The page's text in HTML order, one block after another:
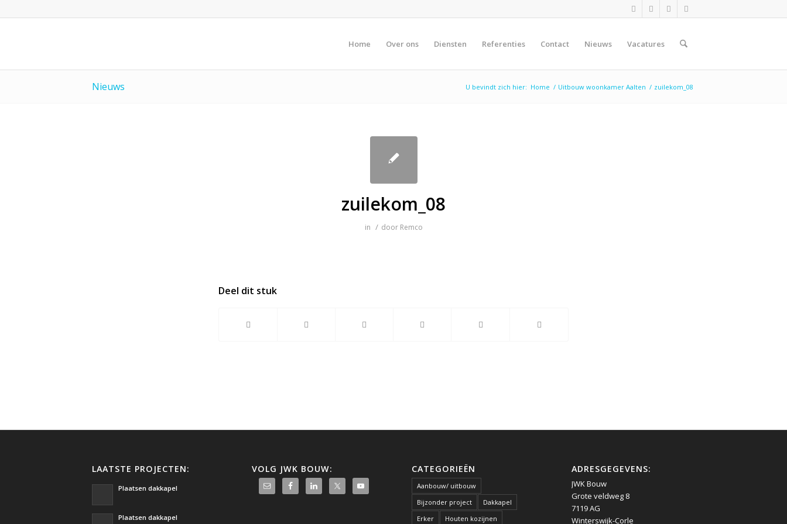
Home Over ons Diensten Referenties Contact Nieuws Vacatures
Nieuws U bevindt zich hier: Home / Uitbouw woonkamer Aalten / zuilekom_08
zuilekom_08
in / door Remco
Deel dit stuk
LAATSTE PROJECTEN:
Plaatsen dakkapel
Plaatsen dakkapel
VOLG JWK BOUW: CATEGORIEËN
Aanbouw/ uitbouw
Bijzonder project
Dakkapel
Erker
Houten kozijnen
ADRESGEGEVENS:
JWK Bouw
Grote veldweg 8
7119 AG
Winterswijk-Corle